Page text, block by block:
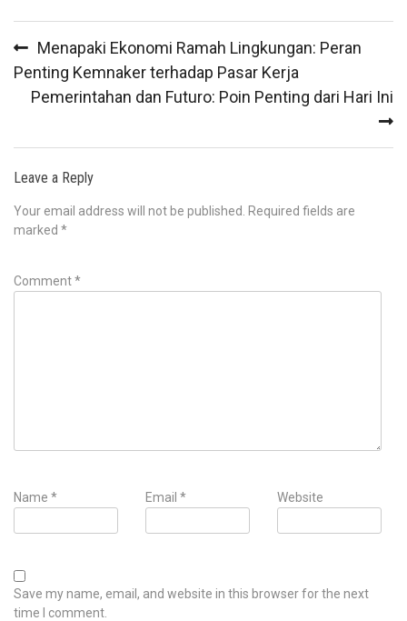
navigation
Menapaki Ekonomi Ramah Lingkungan: Peran
Penting Kemnaker terhadap Pasar Kerja
Pemerintahan dan Futuro: Poin Penting dari Hari Ini
Leave a Reply
Your email address will not be published. Required fields are
marked *
Comment*
Name * Email* Website
Save my name, email, and website in this browser for the next
time I comment.